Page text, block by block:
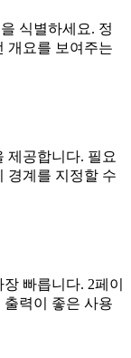
식별하세요. 정
개요를 보여주는
제공합니다. 필요
경계를 지정할 수
빠릅니다. 2페이
력이 좋은 사용